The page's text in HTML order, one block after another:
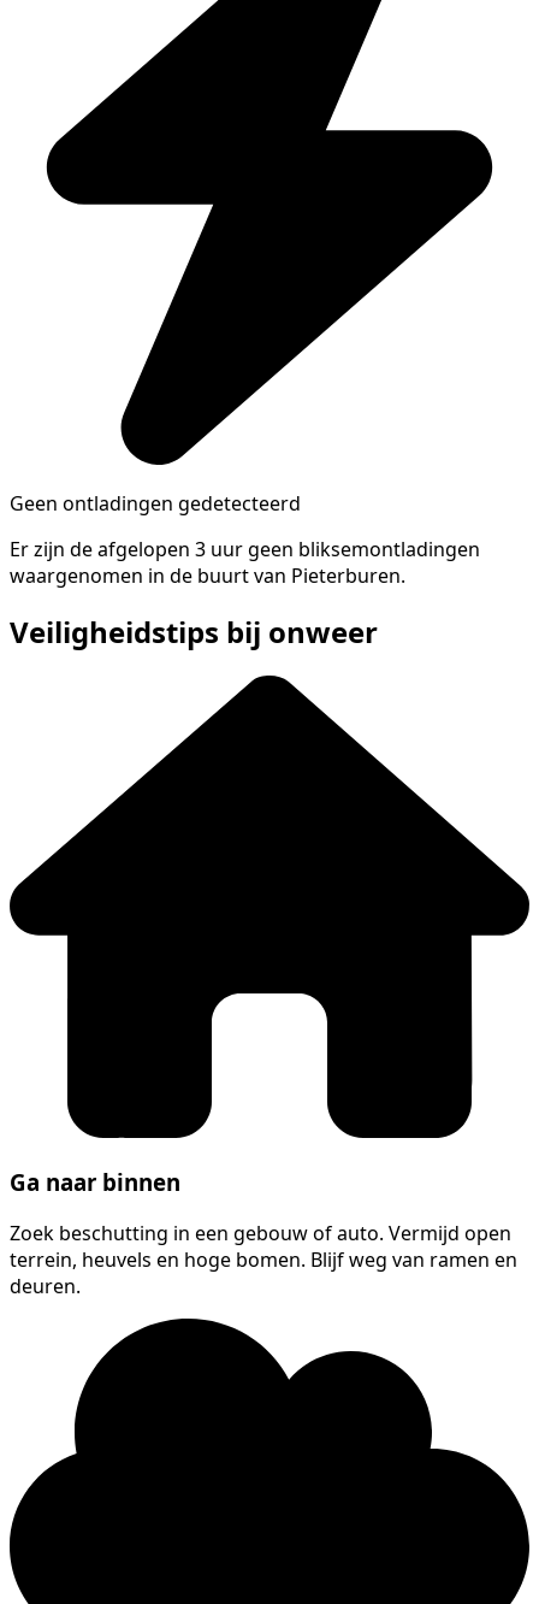
Geen ontladingen gedetecteerd
Er zijn de afgelopen 3 uur geen bliksemontladingen
waargenomen in de buurt van Pieterburen.
Veiligheidstips bij onweer
Ga naar binnen
Zoek beschutting in een gebouw of auto. Vermijd open
terrein, heuvels en hoge bomen. Blijf weg van ramen en
deuren.